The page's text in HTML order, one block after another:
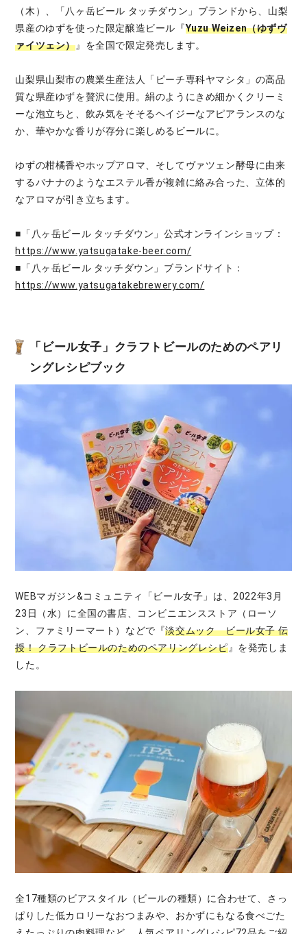
（木）、「八ヶ岳ビール タッチダウン」ブランドから、山梨
県産のゆずを使った限定醸造ビール『Yuzu Weizen（ゆずヴ
ァイツェン）』を全国で限定発売します。
山梨県山梨市の農業生産法人「ピーチ専科ヤマシタ」の高品
質な県産ゆずを贅沢に使用。絹のようにきめ細かくクリーミ
ーな泡立ちと、飲み気をそそるヘイジーなアピアランスのな
か、華やかな香りが存分に楽しめるビールに。
ゆずの柑橘香やホップアロマ、そしてヴァツェン酵母に由来
するバナナのようなエステル香が複雑に絡み合った、立体的
なアロマが引き立ちます。
■「八ヶ岳ビール タッチダウン」公式オンラインショップ：
https://www.yatsugatake-beer.com/
■「八ヶ岳ビール タッチダウン」ブランドサイト：
https://www.yatsugatakebrewery.com/
「ビール女子」 クラフトビールのためのペアリ
ングレシピブック
WEBマガジン&コミュニティ「ビール女子」は、2022年3月
23日（水）に全国の書店、コンビニエンスストア（ローソ
ン、ファミリーマート）などで『淡交ムック ビール女子 伝
授！ クラフトビールのためのペアリングレシピ』を発売しま
した。
全17種類のビアスタイル（ビールの種類）に合わせて、さっ
ぱりした低カロリーなおつまみや、おかずにもなる食べごた